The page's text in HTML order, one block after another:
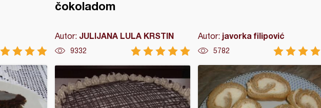
čokoladom
Autor: JULIJANA LULA KRSTIN
9332
Autor: javorka filipović
5782